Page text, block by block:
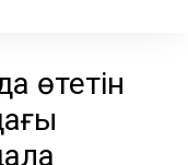
өтетін